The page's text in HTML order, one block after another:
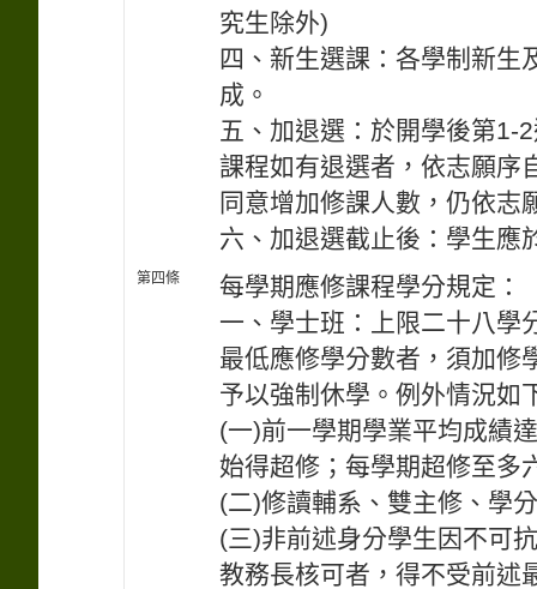
究生除外)
四、新生選課：各學制新生
成。
五、加退選：於開學後第1-
課程如有退選者，依志願序
同意增加修課人數，仍依志
六、加退選截止後：學生應
第四條
每學期應修課程學分規定：
一、學士班：上限二十八學
最低應修學分數者，須加修
予以強制休學。例外情況如
(一)前一學期學業平均成績達
始得超修；每學期超修至多
(二)修讀輔系、雙主修、學
(三)非前述身分學生因不可
教務長核可者，得不受前述